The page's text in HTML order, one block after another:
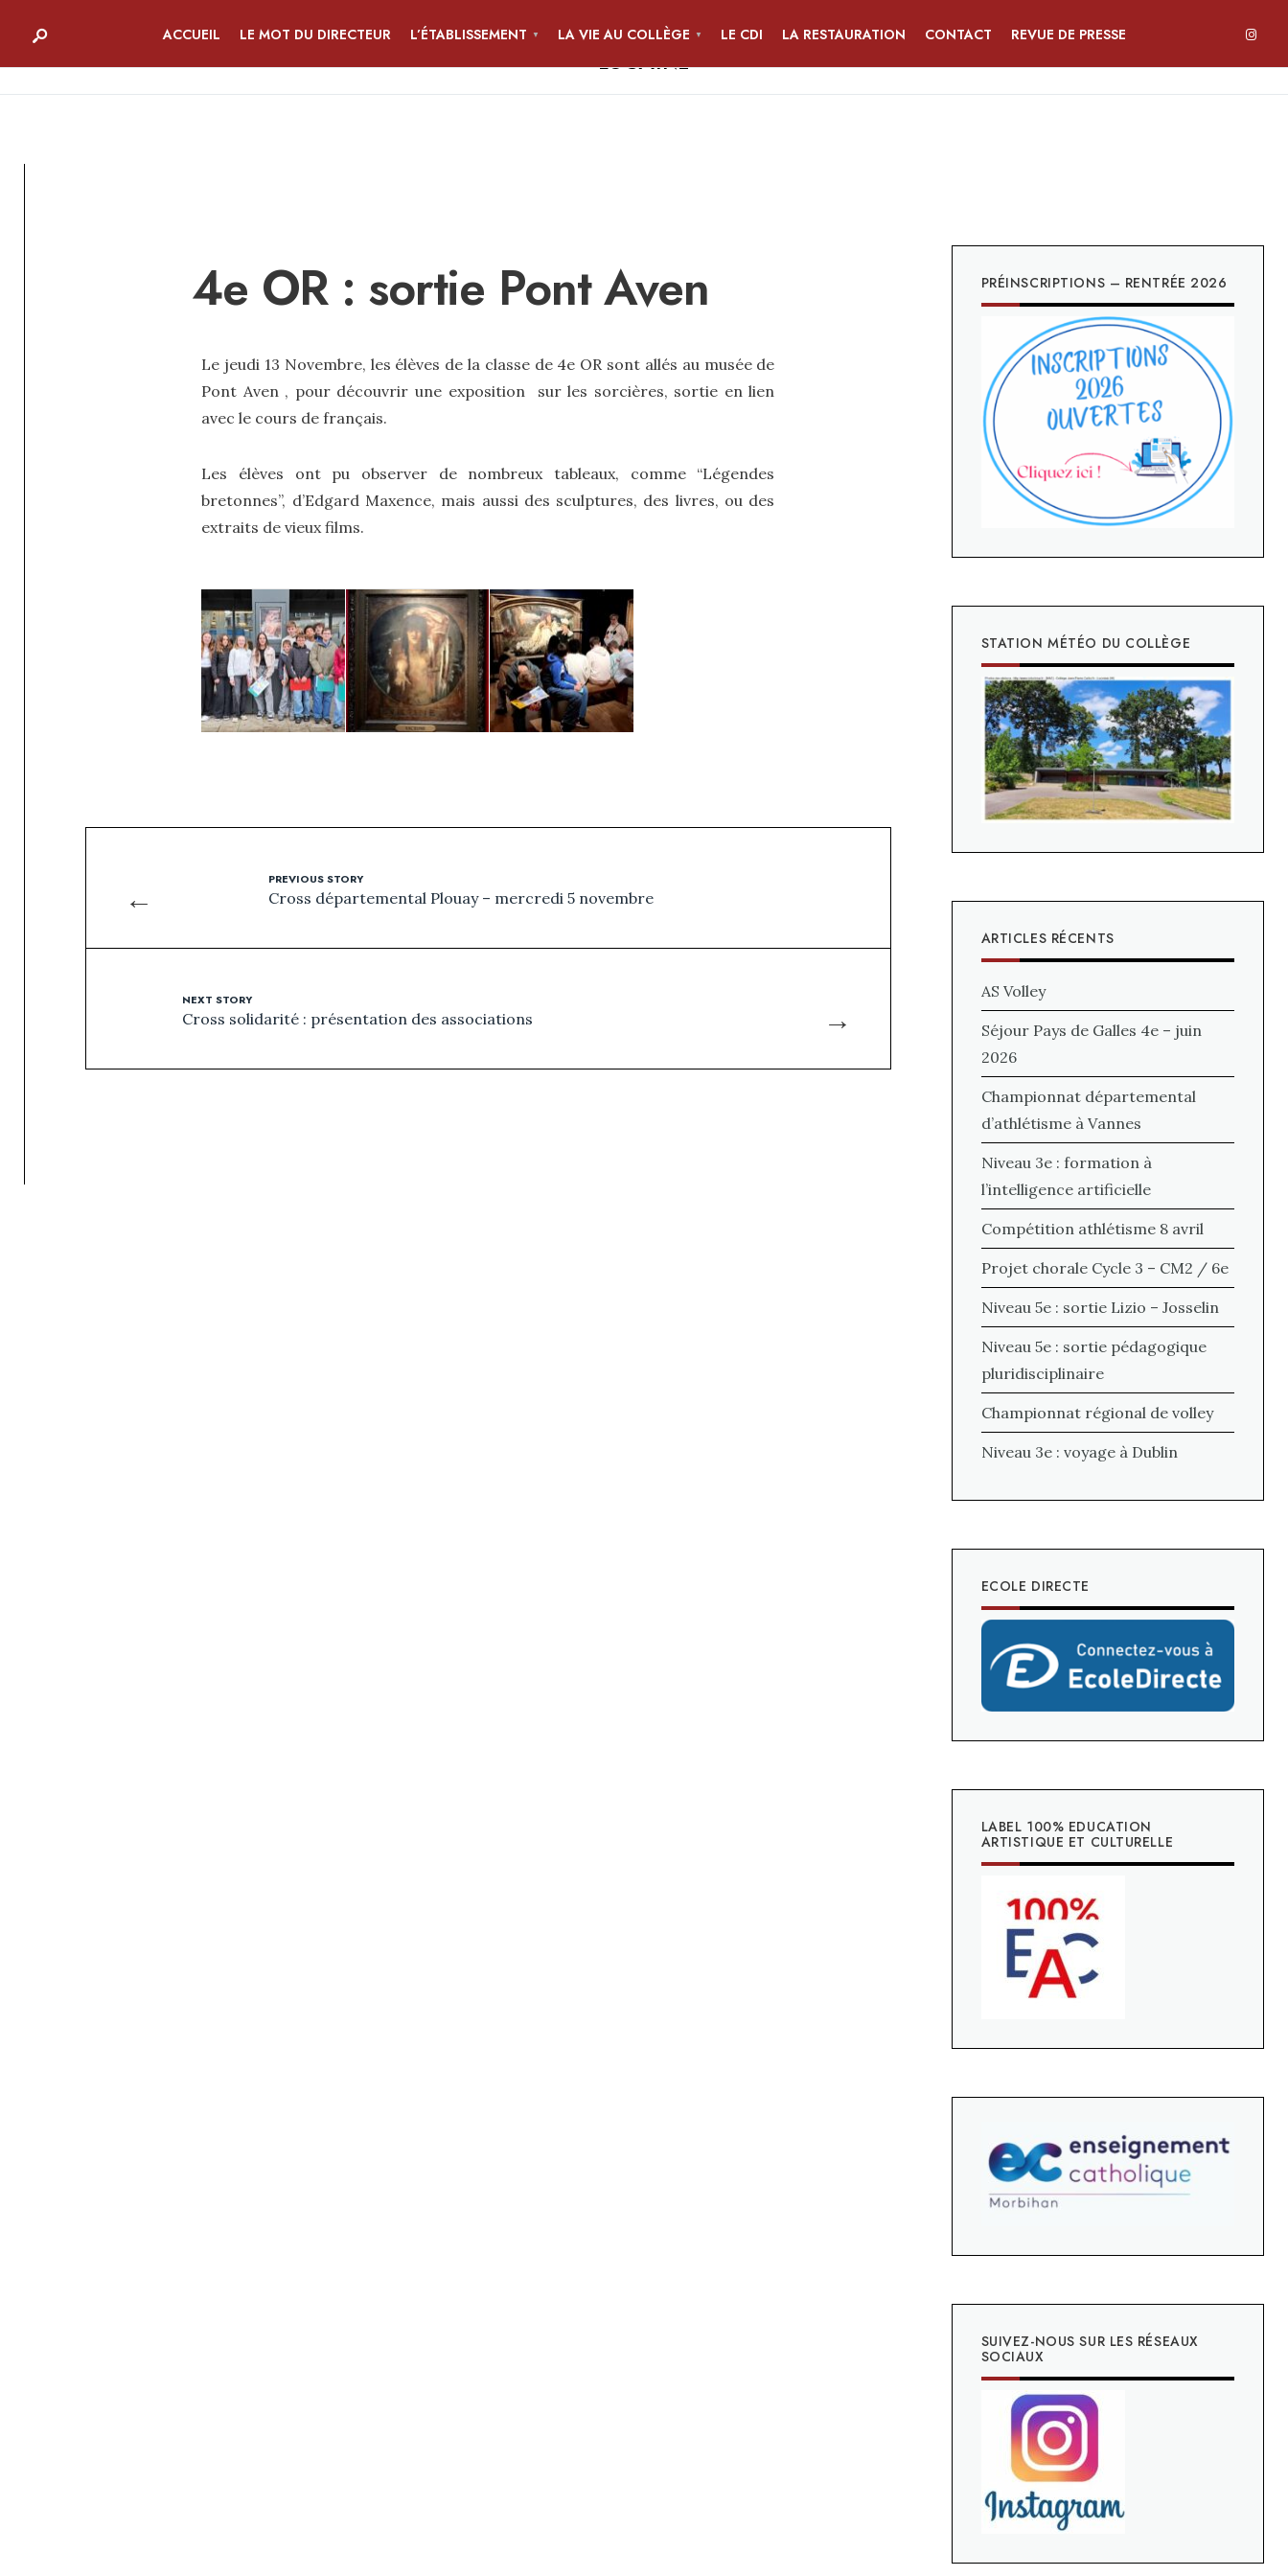
COLLÈGE JEAN-PIERRE CALLOC'H
LOCMINÉ
ACCUEIL LE MOT DU DIRECTEUR L’ÉTABLISSEMENT LA VIE AU COLLÈGE LE CDI LA RESTAURATION CONTACT REVUE DE PRESSE
4e OR : sortie Pont Aven
Le jeudi 13 Novembre, les élèves de la classe de 4e OR sont allés au musée de
Pont Aven , pour découvrir une exposition sur les sorcières, sortie en lien
avec le cours de français.
Les élèves ont pu observer de nombreux tableaux, comme “Légendes
bretonnes”, d’Edgard Maxence, mais aussi des sculptures, des livres, ou des
extraits de vieux films.
←
PREVIOUS STORY
Cross départemental Plouay – mercredi 5 novembre
→
NEXT STORY
Cross solidarité : présentation des associations
PRÉINSCRIPTIONS – RENTRÉE 2026
STATION MÉTÉO DU COLLÈGE
ARTICLES RÉCENTS
AS Volley
Séjour Pays de Galles 4e – juin
2026
Championnat départemental
d’athlétisme à Vannes
Niveau 3e : formation à
l’intelligence artificielle
Compétition athlétisme 8 avril
Projet chorale Cycle 3 – CM2 / 6e
Niveau 5e : sortie Lizio – Josselin
Niveau 5e : sortie pédagogique
pluridisciplinaire
Championnat régional de volley
Niveau 3e : voyage à Dublin
ECOLE DIRECTE
LABEL 100% EDUCATION
ARTISTIQUE ET CULTURELLE
SUIVEZ-NOUS SUR LES RÉSEAUX
SOCIAUX